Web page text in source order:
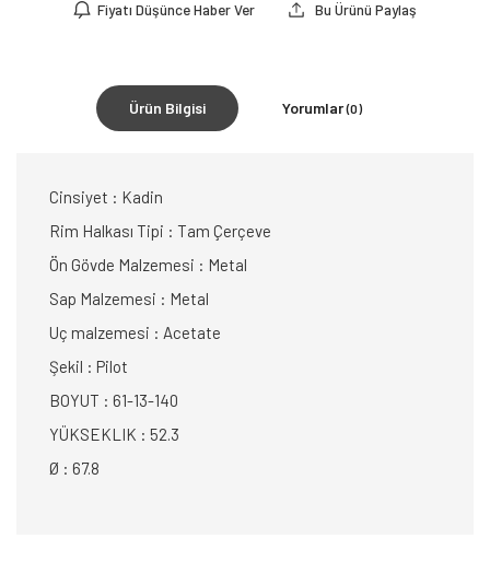
Fiyatı Düşünce Haber Ver Bu Ürünü Paylaş
Ürün Bilgisi Yorumlar(0)
Cinsiyet : Kadin
Rim Halkası Tipi : Tam Çerçeve
Ön Gövde Malzemesi : Metal
Sap Malzemesi : Metal
Uç malzemesi : Acetate
Şekil : Pilot
BOYUT : 61-13-140
YÜKSEKLIK : 52.3
Ø : 67.8